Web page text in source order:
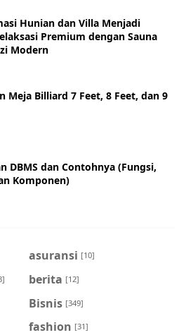
Hunian dan Villa Menjadi
Premium dengan Sauna
Modern
Meja Billiard 7 Feet, 8 Feet, dan 9
DBMS dan Contohnya (Fungsi,
Komponen)
asuransi [10]
berita [12]
Bisnis [349]
fashion [31]